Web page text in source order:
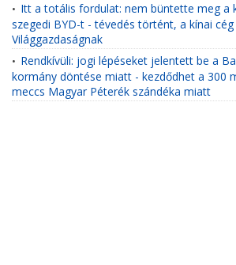
• Itt a totális fordulat: nem büntette meg a
szegedi BYD-t - tévedés történt, a kínai
Világgazdaságnak
• Rendkívüli: jogi lépéseket jelentett be a
kormány döntése miatt - kezdődhet a 300
meccs Magyar Péterék szándéka miatt